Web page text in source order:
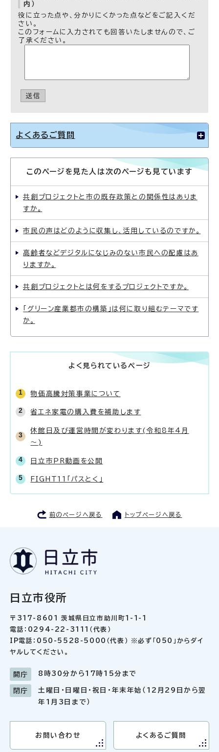
内）
役に立った点や、分かりにくかった点などをご記入くだ
さい。
このフォームに入力されても回答いたしませんので、ご
了承ください。
送信
よくあるご質問
このページを見た人は次のページも見ています
共創プロジェクトと市の既存政策との関係性はありま
すか。
市民の声はどのように収集し、活用しているのですか。
高齢者などデジタルになじみのない市民への配慮はあ
りますか。
共創プロジェクトとは何をするプロジェクトですか。
「グリーン産業都市の構築」は何に取り組むテーマです
か。
よく見られているページ
物価高騰対策事業について
省エネ家電の購入費を補助します
休館日及び運営時間が変わります(令和8年4月
～)
日立市PR動画を公開
FIGHT11「パスとく」
前のページへ戻る トップページへ戻る
日立市役所
〒317-8601 茨城県日立市助川町1-1-1
電話：0294-22-3111（代表）
IP電話：050-5528-5000（代表） ※必ず「050」からダイ
ヤルしてください。
開庁 8時30分から17時15分まで
閉庁
土曜日・日曜日・祝日・年末年始（12月29日から翌
年1月3日まで）
お問い合わせ よくあるご質問